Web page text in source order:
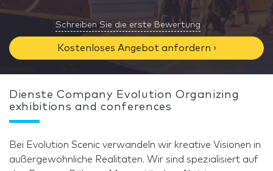
Schreiben Sie die erste Bewertung
Kostenloses Angebot anfordern ›
Dienste Company Evolution Organizing
exhibitions and conferences
Bei Evolution Scenic verwandeln wir kreative Visionen in
außergewöhnliche Realitäten. Wir sind spezialisiert auf